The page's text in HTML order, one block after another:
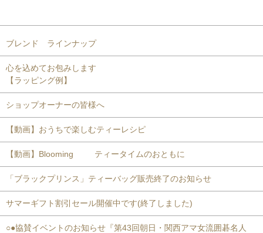
ブレンド ラインナップ
心を込めてお包みします
【ラッピング例】
ショップオーナーの皆様へ
【動画】おうちで楽しむティーレシピ
【動画】Blooming ティータイムのおともに
「ブラックプリンス」ティーバッグ販売終了のお知らせ
サマーギフト割引セール開催中です(終了しました)
○●協賛イベントのお知らせ『第43回朝日・関西アマ女流囲碁名人